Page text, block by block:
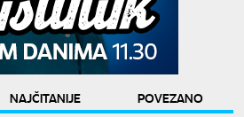
NAJČITANIJE
POVEZANO